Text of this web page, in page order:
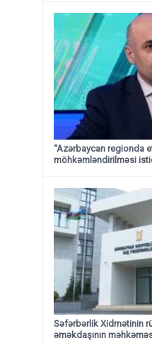
“Azərbaycan regionda
möhkəmləndirilməsi
Səfərbərlik Xidmətinin
əməkdaşının